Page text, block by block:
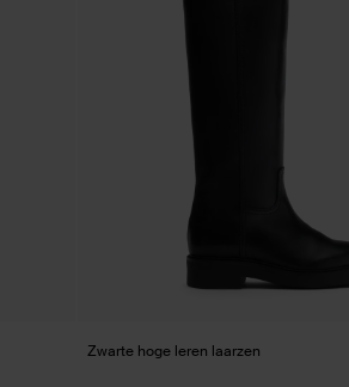
Zwarte hoge leren laarzen